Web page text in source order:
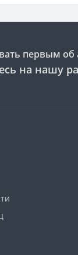
первым об
на нашу